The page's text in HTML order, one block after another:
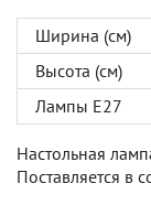
Ширина (см)
Высота (см)
Лампы Е27
Настольная
Поставляется в